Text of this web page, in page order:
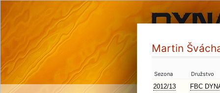
Martin
Sezona Družstvo
2012/13
FBC